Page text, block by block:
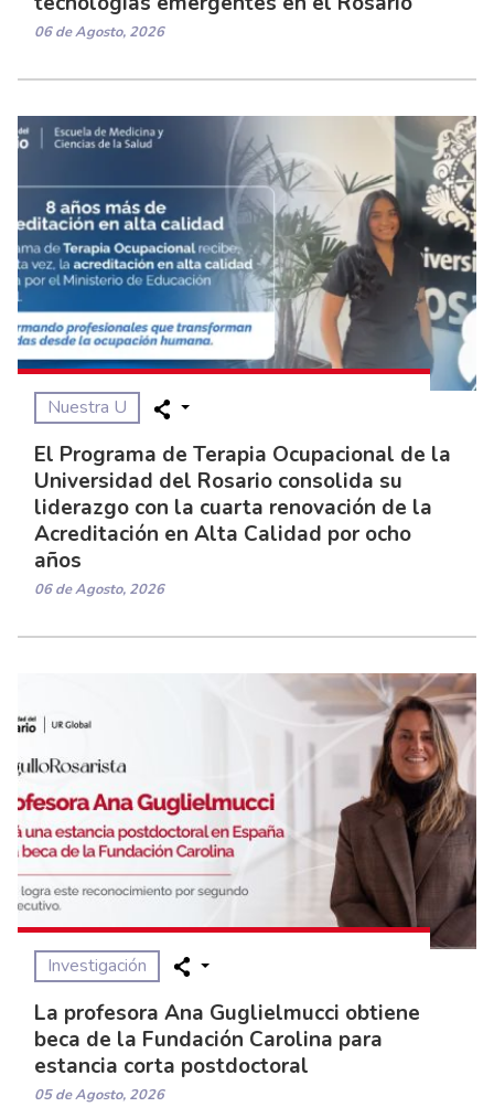
06 de Agosto, 2026
Nuestra U
El Programa de Terapia Ocupacional de la
Universidad del Rosario consolida su
liderazgo con la cuarta renovación de la
Acreditación en Alta Calidad por ocho
años
06 de Agosto, 2026
Investigación
La profesora Ana Guglielmucci obtiene
beca de la Fundación Carolina para
estancia corta postdoctoral
05 de Agosto, 2026